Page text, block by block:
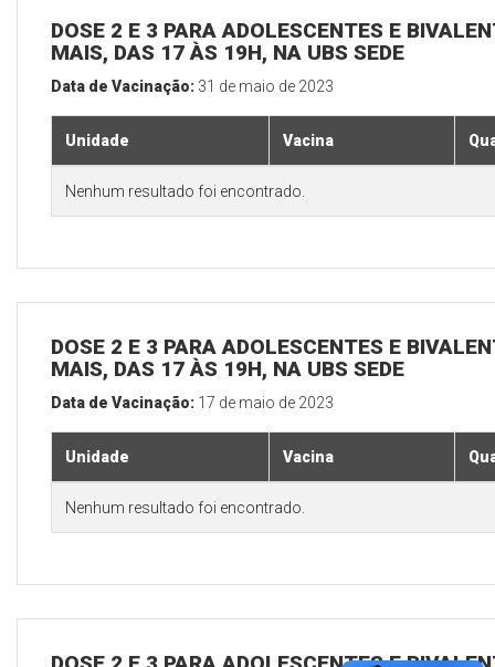
DOSE 2 E 3 PARA ADOLESCENTES E
MAIS, DAS 17 ÀS 19H, NA UBS SEDE
Data de Vacinação: 31 de maio de 2023
Unidade Vacina
Nenhum resultado foi encontrado.
DOSE 2 E 3 PARA ADOLESCENTES E
MAIS, DAS 17 ÀS 19H, NA UBS SEDE
Data de Vacinação: 17 de maio de 2023
Unidade Vacina
Nenhum resultado foi encontrado.